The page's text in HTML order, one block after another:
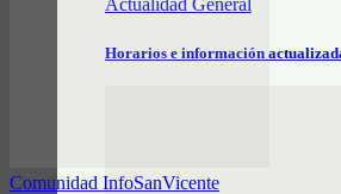
Actualidad General
Horarios e información
Comunidad InfoSanVicente